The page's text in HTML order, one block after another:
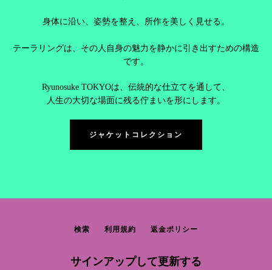
身体に沿い、姿勢を整え、所作を美しく見せる。
テーラリングは、その人自身の魅力を静かに引き出すための構造
です。
Ryunosuke TOKYOは、伝統的な仕立てを通して、
人生の大切な場面に残る佇まいを形にします。
ジャケットコレクション
検索 利用規約 返金ポリシー
サインアップして更新する